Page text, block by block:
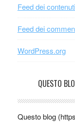
Feed dei contenuti
Feed dei
WordPress.org
QUESTO
Questo blog